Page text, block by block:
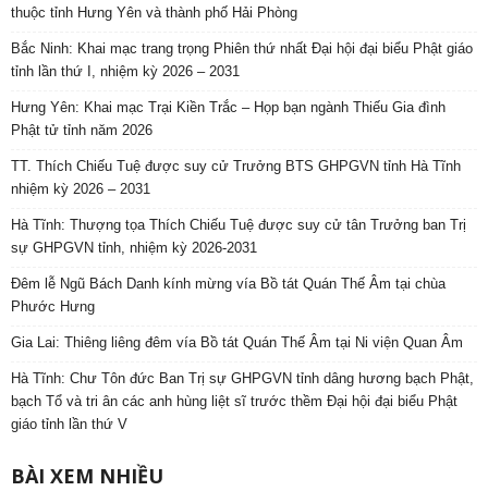
thuộc tỉnh Hưng Yên và thành phố Hải Phòng
Bắc Ninh: Khai mạc trang trọng Phiên thứ nhất Đại hội đại biểu Phật giáo
tỉnh lần thứ I, nhiệm kỳ 2026 – 2031
Hưng Yên: Khai mạc Trại Kiền Trắc – Họp bạn ngành Thiếu Gia đình
Phật tử tỉnh năm 2026
TT. Thích Chiếu Tuệ được suy cử Trưởng BTS GHPGVN tỉnh Hà Tĩnh
nhiệm kỳ 2026 – 2031
Hà Tĩnh: Thượng tọa Thích Chiếu Tuệ được suy cử tân Trưởng ban Trị
sự GHPGVN tỉnh, nhiệm kỳ 2026-2031
Đêm lễ Ngũ Bách Danh kính mừng vía Bồ tát Quán Thế Âm tại chùa
Phước Hưng
Gia Lai: Thiêng liêng đêm vía Bồ tát Quán Thế Âm tại Ni viện Quan Âm
Hà Tĩnh: Chư Tôn đức Ban Trị sự GHPGVN tỉnh dâng hương bạch Phật,
bạch Tổ và tri ân các anh hùng liệt sĩ trước thềm Đại hội đại biểu Phật
giáo tỉnh lần thứ V
BÀI XEM NHIỀU